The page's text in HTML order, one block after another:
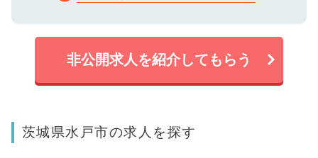
非公開求人を紹介してもらう
茨城県水戸市の求人を探す